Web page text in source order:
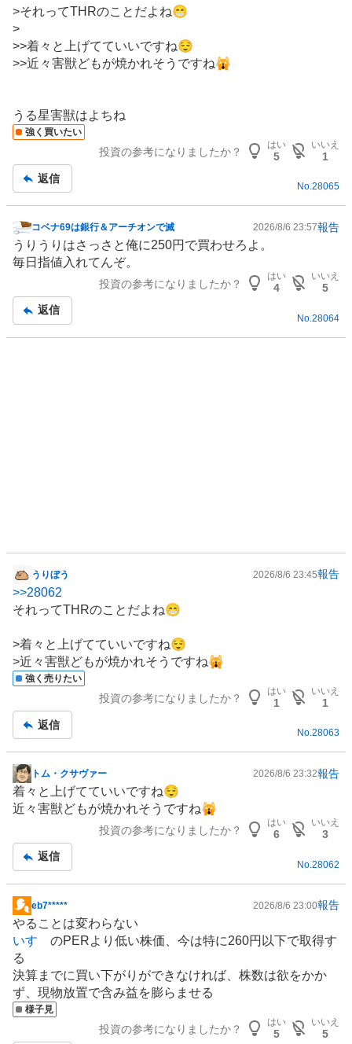
1
7
.
9
、
売
い
0
%
、
強
売
り
記
事
>それってTHRのことだよね😁
>
>>着々と上げてていいですね😌
>>近々害獣どもが焼かれそうですね🙀
うる星害獣はよちね
強く買いたい
投資の参考になりましたか？
はい
5
いいえ
1
返信
No.28065
掲
示
板
コベナ69は銀行＆アーチオンで滅 2026/8/6 23:57報告
うりうりはさっさと俺に250円で買わせろよ。
毎日指値入れてんぞ。
投資の参考になりましたか？
はい
4
いいえ
5
返信
No. 28064
掲
示
板
事
うりぼう 2026/8/6 23:45報告
>>28062
それってTHRのことだよね😁
>着々と上げてていいですね😌
>近々害獣どもが焼かれそうですね🙀
強く売りたい
投資の参考になりましたか？
はい
1
いいえ
1
返信
No.28063
掲
示
板
トム・クサヴァー 2026/8/6 23:32報告
着々と上げてていいですね😌
近々害獣どもが焼かれそうですね🙀
投資の参考になりましたか？
はい
6
いいえ
3
返信
No. 28062
掲
示
板
記
事
eb7***** 2026/8/6 23:00報告
やることは変わらない
いすゞ のPERより低い株価、今は特に260円以下で取得す
る
決算までに買い下がりができなければ、株数は欲をかか
ず、現物放置で含み益を膨らませる
様子見
投資の参考になりましたか？
はい
5
いいえ
5